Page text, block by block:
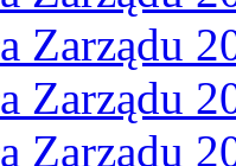
Zarządu
Zarządu
Zarządu